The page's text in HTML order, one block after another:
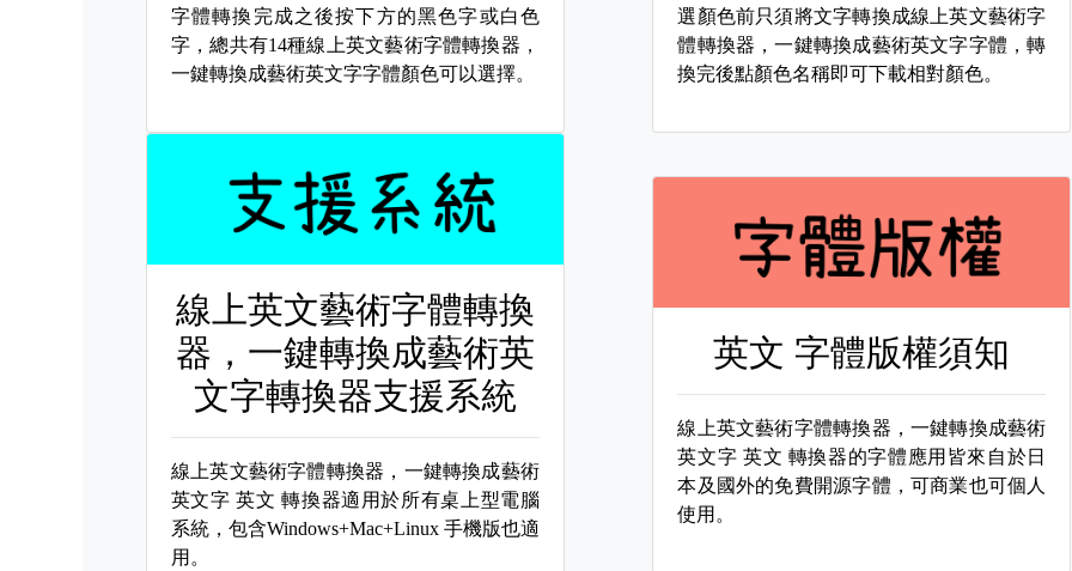
字體轉換完成之後按下方的黑色字或白色
字，總共有14種線上英文藝術字體轉換器，
一鍵轉換成藝術英文字字體顏色可以選擇。
選顏色前只須將文字轉換成線上英文藝術字
體轉換器，一鍵轉換成藝術英文字字體，轉
換完後點顏色名稱即可下載相對顏色。
線上英文藝術字體轉換
器，一鍵轉換成藝術英
文字轉換器支援系統
線上英文藝術字體轉換器，一鍵轉換成藝術
英文字英文 轉換器適用於所有桌上型電腦
系統，包含Windows+Mac+Linux 手機版也適
用。
英文 字體版權須知
線上英文藝術字體轉換器，一鍵轉換成藝術
英文字 英文 轉換器的字體應用皆來自於日
本及國外的免費開源字體，可商業也可個人
使用。